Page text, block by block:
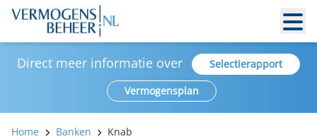
Direct meer informatie over
Selectierapport
Vermogensplan
Home Banken
Knab